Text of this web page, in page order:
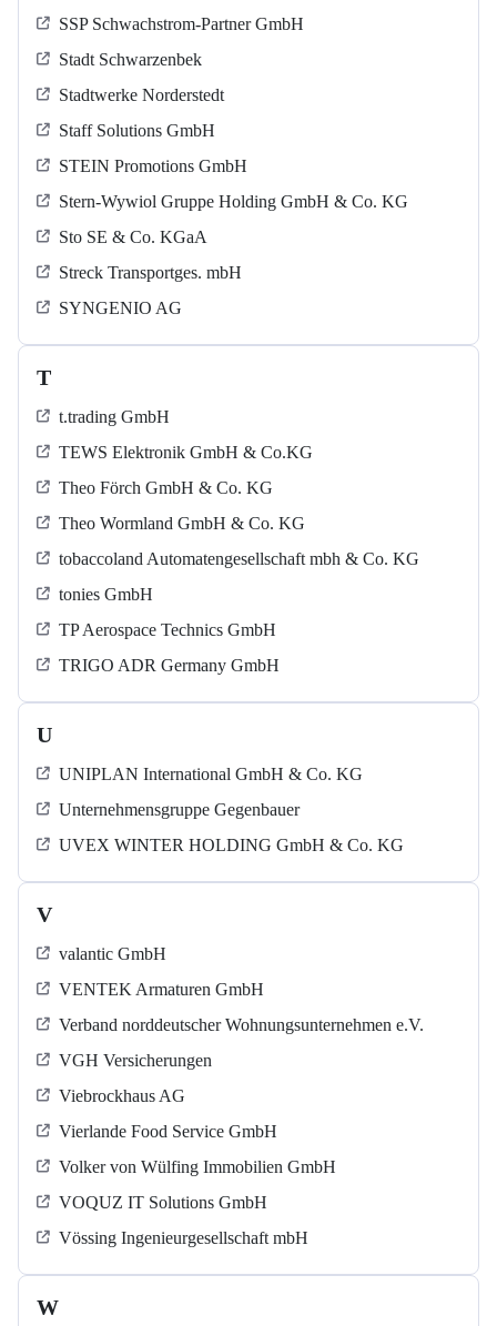
SSP Schwachstrom-Partner GmbH
Stadt Schwarzenbek
Stadtwerke Norderstedt
Staff Solutions GmbH
STEIN Promotions GmbH
Stern-Wywiol Gruppe Holding GmbH & Co. KG
Sto SE & Co. KGaA
Streck Transportges. mbH
SYNGENIO AG
T
t.trading GmbH
TEWS Elektronik GmbH & Co.KG
Theo Förch GmbH & Co. KG
Theo Wormland GmbH & Co. KG
tobaccoland Automatengesellschaft mbh & Co. KG
tonies GmbH
TP Aerospace Technics GmbH
TRIGO ADR Germany GmbH
U
UNIPLAN International GmbH & Co. KG
Unternehmensgruppe Gegenbauer
UVEX WINTER HOLDING GmbH & Co. KG
V
valantic GmbH
VENTEK Armaturen GmbH
Verband norddeutscher Wohnungsunternehmen e.V.
VGH Versicherungen
Viebrockhaus AG
Vierlande Food Service GmbH
Volker von Wülfing Immobilien GmbH
VOQUZ IT Solutions GmbH
Vössing Ingenieurgesellschaft mbH
W